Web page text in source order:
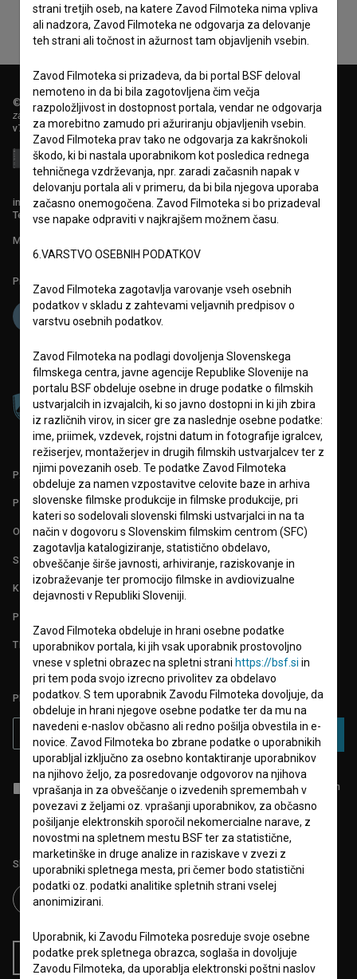
© 2018-2026, Filmoteka,
zavod za širjenje filmske kulture
v7.151.0
info@filmoteka.si
Tehnična pomoč: podpora@bsf.si
Mednarodna številka ISSN 2670-787X
Projekt sofinancira:
PARTNERJI
POGOJI UPORABE
O PROJEKTU
STATISTIKA
KONTAKT
POGOSTA VPRAŠANJA
TEST FUNKCIONALNOSTI
PRIJAVITE SE NA BSF NOVIČNIK:
PRIJAVA
Sprejemamsplošne pogojein dajemsoglasjeza zbiranje, hrambo in
obdelavo osebnih podatkov.
Sledite nam na:
RSS novice RSS dogodki
strani tretjih oseb, na katere Zavod Filmoteka nima vpliva
ali nadzora, Zavod Filmoteka ne odgovarja za delovanje
teh strani ali točnost in ažurnost tam objavljenih vsebin.
Zavod Filmoteka si prizadeva, da bi portal BSF deloval
nemoteno in da bi bila zagotovljena čim večja
razpoložljivost in dostopnost portala, vendar ne odgovarja
za morebitno zamudo pri ažuriranju objavljenih vsebin.
Zavod Filmoteka prav tako ne odgovarja za kakršnokoli
škodo, ki bi nastala uporabnikom kot posledica rednega
tehničnega vzdrževanja, npr. zaradi začasnih napak v
delovanju portala ali v primeru, da bi bila njegova uporaba
začasno onemogočena. Zavod Filmoteka si bo prizadeval
vse napake odpraviti v najkrajšem možnem času.
6.VARSTVO OSEBNIH PODATKOV
Zavod Filmoteka zagotavlja varovanje vseh osebnih
podatkov v skladu z zahtevami veljavnih predpisov o
varstvu osebnih podatkov.
Zavod Filmoteka na podlagi dovoljenja Slovenskega
filmskega centra, javne agencije Republike Slovenije na
portalu BSF obdeluje osebne in druge podatke o filmskih
ustvarjalcih in izvajalcih, ki so javno dostopni in ki jih zbira
iz različnih virov, in sicer gre za naslednje osebne podatke:
ime, priimek, vzdevek, rojstni datum in fotografije igralcev,
režiserjev, montažerjev in drugih filmskih ustvarjalcev ter z
njimi povezanih oseb. Te podatke Zavod Filmoteka
obdeluje za namen vzpostavitve celovite baze in arhiva
slovenske filmske produkcije in filmske produkcije, pri
kateri so sodelovali slovenski filmski ustvarjalci in na ta
način v dogovoru s Slovenskim filmskim centrom (SFC)
zagotavlja katalogiziranje, statistično obdelavo,
obveščanje širše javnosti, arhiviranje, raziskovanje in
izobraževanje ter promocijo filmske in avdiovizualne
dejavnosti v Republiki Sloveniji.
Zavod Filmoteka obdeluje in hrani osebne podatke
uporabnikov portala, ki jih vsak uporabnik prostovoljno
vnese v spletni obrazec na spletni strani https://bsf.si in
pri tem poda svojo izrecno privolitev za obdelavo
podatkov. S tem uporabnik Zavodu Filmoteka dovoljuje, da
obdeluje in hrani njegove osebne podatke ter da mu na
navedeni e-naslov občasno ali redno pošilja obvestila in e-
novice. Zavod Filmoteka bo zbrane podatke o uporabnikih
uporabljal izključno za osebno kontaktiranje uporabnikov
na njihovo željo, za posredovanje odgovorov na njihova
vprašanja in za obveščanje o izvedenih spremembah v
povezavi z željami oz. vprašanji uporabnikov, za občasno
pošiljanje elektronskih sporočil nekomercialne narave, z
novostmi na spletnem mestu BSF ter za statistične,
marketinške in druge analize in raziskave v zvezi z
uporabniki spletnega mesta, pri čemer bodo statistični
podatki oz. podatki analitike spletnih strani vselej
anonimizirani.
Uporabnik, ki Zavodu Filmoteka posreduje svoje osebne
podatke prek spletnega obrazca, soglaša in dovoljuje
Zavodu Filmoteka, da uporablja elektronski poštni naslov